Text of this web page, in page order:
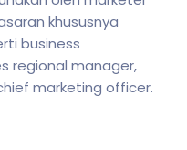
khususnya
business
regional manager,
marketing officer.